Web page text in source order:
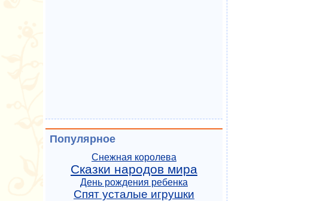
Популярное
Снежная королева
Сказки народов мира
День рождения ребенка
Спят усталые игрушки